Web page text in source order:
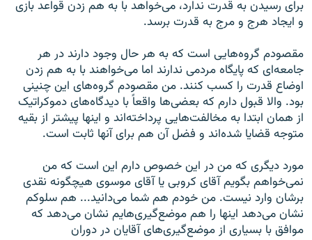
برای رسیدن به قدرت ندارد، می‌خواهد با به هم زدن قواعد بازی
و ایجاد هرج و مرج به قدرت برسد.
مقصودم گروه‌هایی است که به هر حال وجود دارند در هر
جامعه‌ای که پایگاه مردمی ندارند اما می‌خواهند با به هم زدن
اوضاع قدرت را کسب کنند. من مقصودم گروه‌های این چنینی
بود. والا قبول دارم که بعضی‌ها واقعاً با دیدگاه‌های دموکراتیک
از همان ابتدا به مخالفت‌هایی پرداخته‌اند و اینها پیشتر از بقیه
متوجه قضایا شده‌اند و فضل آن هم برای آنها ثابت است.
مورد دیگری که من در این خصوص دارم این است که من
نمی‌خواهم بگویم آقای کروبی یا آقای موسوی هیچگونه نقدی
برشان وارد نیست. من خودم هم شما می‌دانید... هم سلوکم
نشان می‌دهد اینها را هم موضع‌گیری‌هایم نشان می‌دهد که
موافق با بسیاری از موضع‌گیری‌های آقایان در دوران